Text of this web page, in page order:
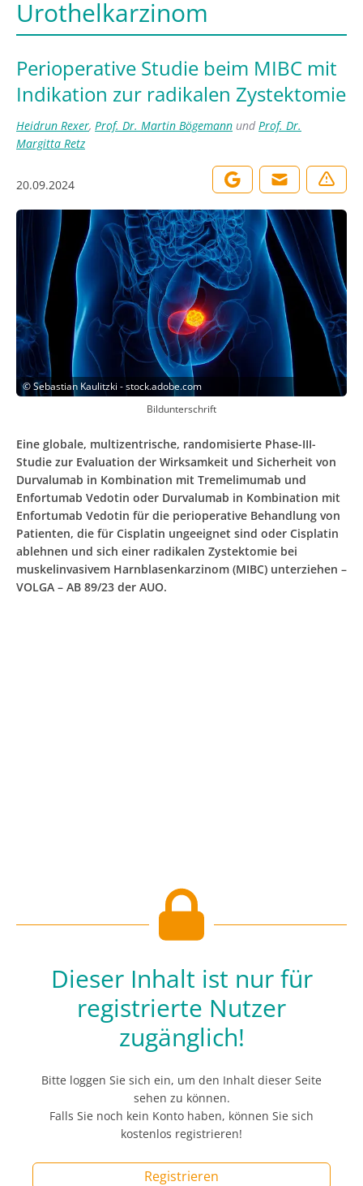
Urothelkarzinom
Perioperative Studie beim MIBC mit
Indikation zur radikalen Zystektomie
Heidrun Rexer, Prof. Dr. Martin Bögemann undProf. Dr.
Margitta Retz
20.09.2024
©Sebastian Kaulitzki - stock.adobe.com
Bildunterschrift
Eine globale, multizentrische, randomisierte Phase-III-
Studie zur Evaluation der Wirksamkeit und Sicherheit von
Durvalumab in Kombination mit Tremelimumab und
Enfortumab Vedotin oder Durvalumab in Kombination mit
Enfortumab Vedotin für die perioperative Behandlung von
Patienten, die für Cisplatin ungeeignet sind oder Cisplatin
ablehnen und sich einer radikalen Zystektomie bei
muskelinvasivem Harnblasenkarzinom (MIBC) unterziehen –
VOLGA – AB 89/23 der AUO.
Dieser Inhalt ist nur für
registrierte Nutzer
zugänglich!
Bitte loggen Sie sich ein, um den Inhalt dieser Seite
sehen zu können.
Falls Sie noch kein Konto haben, können Sie sich
kostenlos registrieren!
Registrieren